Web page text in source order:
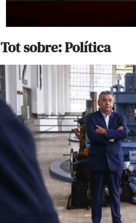
Tot sobre: Política